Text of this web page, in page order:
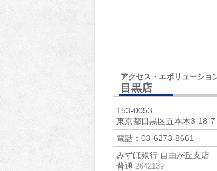
アクセス・エボリューショ
目黒店
153-0053
東京都目黒区五本木3-18-7
電話： 03-6273-8661
みずほ銀行 自由が丘支店
普通 2642139